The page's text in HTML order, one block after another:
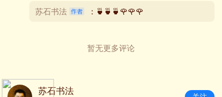
苏石书法 ：🍵🍵🍵🌹🌹🌹
暂无更多评论
苏石书法